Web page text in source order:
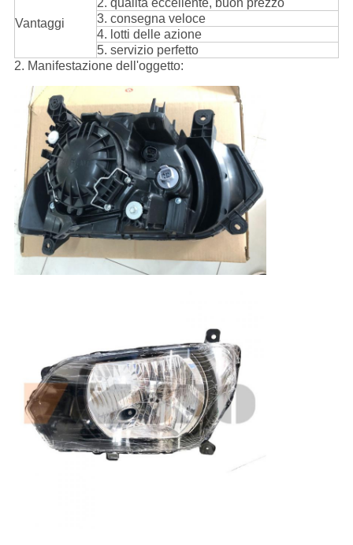
Vantaggi
2. qualità eccellente, buon prezzo
3. consegna veloce
4. lotti delle azione
5. servizio perfetto
2. Manifestazione dell'oggetto: